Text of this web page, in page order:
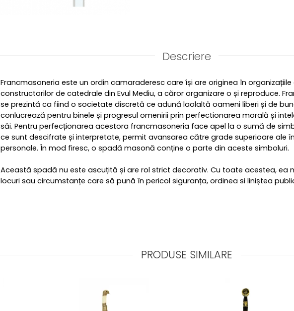
Descriere
Francmasoneria este un ordin camaraderesc care își are originea în
constructorilor de catedrale din Evul Mediu, a căror organizare o și reproduce.
se prezintă ca fiind o societate discretă ce adună laolaltă oameni liberi și de
conlucrează pentru binele și progresul omenirii prin perfectionarea morală și
săi. Pentru perfecționarea acestora francmasoneria face apel la o sumă de
ce sunt descifrate și interpretate, permit avansarea către grade superioare ale
personale. În mod firesc, o spadă masonă conține o parte din aceste simboluri.
Această spadă nu este ascuțită și are rol strict decorativ. Cu toate acestea, ea
locuri sau circumstanțe care să pună în pericol siguranța, ordinea si liniștea
PRODUSE SIMILARE